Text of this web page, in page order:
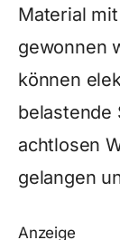
Material
gewonnen
können
belastende
achtlosen
gelangen
Anzeige